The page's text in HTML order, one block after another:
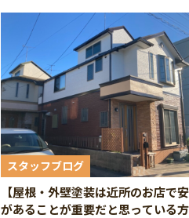
スタッフブログ
【屋根・外壁塗装は近所のお店で
があることが重要だと思っている